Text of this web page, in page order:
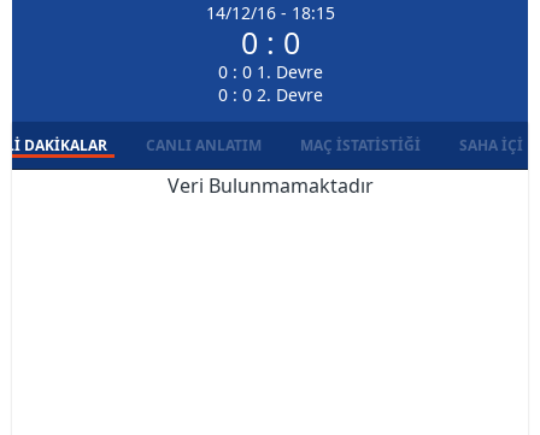
14/12/16 - 18:15
0 : 0
0 : 0 1. Devre
0 : 0 2. Devre
DAKIKALAR CANLI ANLATIM MAÇ İSTATISTIĞI SAHA İÇI
Veri Bulunmamaktadır